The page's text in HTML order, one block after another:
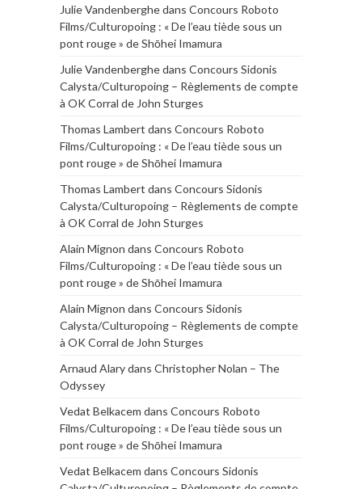
Julie Vandenberghedans Concours Roboto
Films/Culturopoing : « De l’eau tiède sous un
pont rouge » de Shōhei Imamura
Julie Vandenberghedans Concours Sidonis
Calysta/Culturopoing – Règlements de compte
à OK Corral de John Sturges
Thomas Lambert dans Concours Roboto
Films/Culturopoing : « De l’eau tiède sous un
pont rouge » de Shōhei Imamura
Thomas Lambert dans Concours Sidonis
Calysta/Culturopoing – Règlements de compte
à OK Corral de John Sturges
Alain Mignon dans Concours Roboto
Films/Culturopoing : « De l’eau tiède sous un
pont rouge » de Shōhei Imamura
Alain Mignon dans Concours Sidonis
Calysta/Culturopoing – Règlements de compte
à OK Corral de John Sturges
Arnaud Alarydans Christopher Nolan – The
Odyssey
Vedat Belkacem dans Concours Roboto
Films/Culturopoing : « De l’eau tiède sous un
pont rouge » de Shōhei Imamura
Vedat Belkacem dans Concours Sidonis